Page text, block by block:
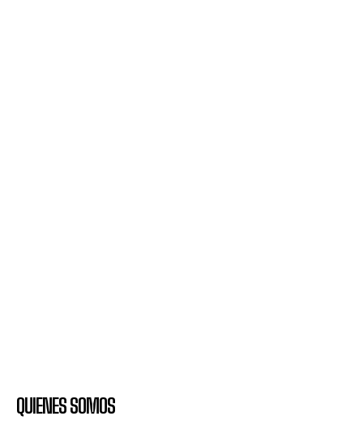
QUIENES SOMOS